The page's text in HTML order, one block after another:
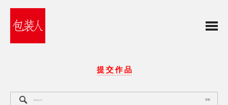
提 交 作 品
搜索